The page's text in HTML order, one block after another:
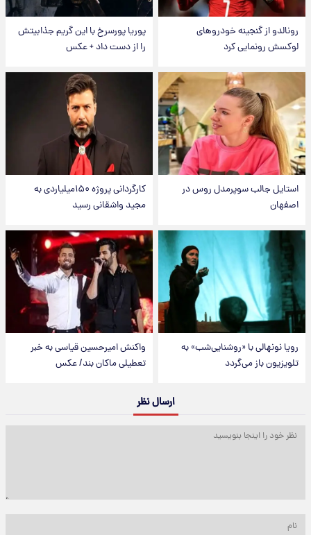
رونالدو از گنجینه خودروهای
لوکسش رونمایی کرد
پوریا پورسرخ با این گریم جذابیتش
را از دست داد + عکس
استایل جالب سوپرمدل روس در
اصفهان
کارگردانی پروژه ۱۵۰میلیاردی به
مجید واشقانی رسید
رویا نونهالی با «روشنایی‌شب» به
تلویزیون باز می‌گردد
واکنش امیرحسین قیاسی به خبر
تعطیلی ماکان بند/ عکس
ارسال نظر